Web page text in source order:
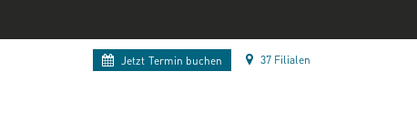
Jetzt Termin buchen 37 Filialen